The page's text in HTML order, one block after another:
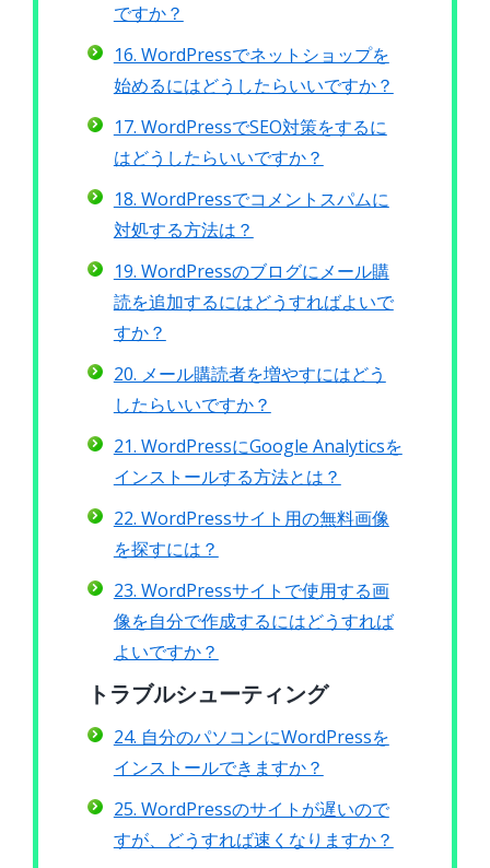
ですか？
16. WordPressでネットショップを
始めるにはどうしたらいいですか？
17. WordPressでSEO対策をするに
はどうしたらいいですか？
18. WordPressでコメントスパムに
対処する方法は？
19. WordPressのブログにメール購
読を追加するにはどうすればよいで
すか？
20. メール購読者を増やすにはどう
したらいいですか？
21. WordPressにGoogle Analyticsを
インストールする方法とは？
22. WordPressサイト用の無料画像
を探すには？
23. WordPressサイトで使用する画
像を自分で作成するにはどうすれば
よいですか？
トラブルシューティング
24. 自分のパソコンにWordPressを
インストールできますか？
25. WordPressのサイトが遅いので
すが、どうすれば速くなりますか？